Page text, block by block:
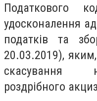
Податкового
удосконалення
податків та
20.03.2019),
скасування
роздрібного